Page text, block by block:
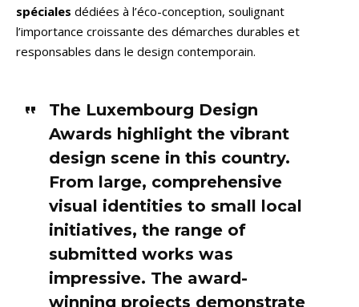
spéciales dédiées à l’éco-conception, soulignant
l’importance croissante des démarches durables et
responsables dans le design contemporain.
The Luxembourg Design
Awards highlight the vibrant
design scene in this country.
From large, comprehensive
visual identities to small local
initiatives, the range of
submitted works was
impressive. The award-
winning projects demonstrate